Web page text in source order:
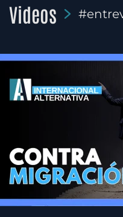
Videos